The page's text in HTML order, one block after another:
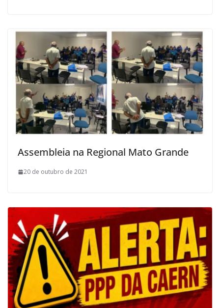
Assembleia na Regional Mato Grande
20 de outubro de 2021